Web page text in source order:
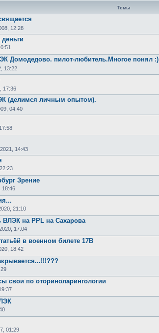
Темы
12:28
Домодедово. пилот-любитель.Многое понял :)
13:22
17:36
(делимся личным опытом).
04:40
14:43
Зрение
18:46
21:10
на PPL на Сахарова
17:04
в военном билете 17В
18:42
свои по оториноларингологии
01:29